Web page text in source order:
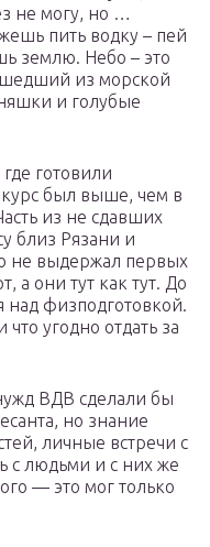
не могу, но …
пить водку – пей
землю. Небо – это
из морской
и голубые
готовили
был выше, чем в
из не сдавших
близ Рязани и
не выдержал первых
а они тут как тут. До
над физподготовкой.
угодно отдать за
ВДВ сделали бы
но знание
личные встречи с
с людьми и с них же
— это мог только